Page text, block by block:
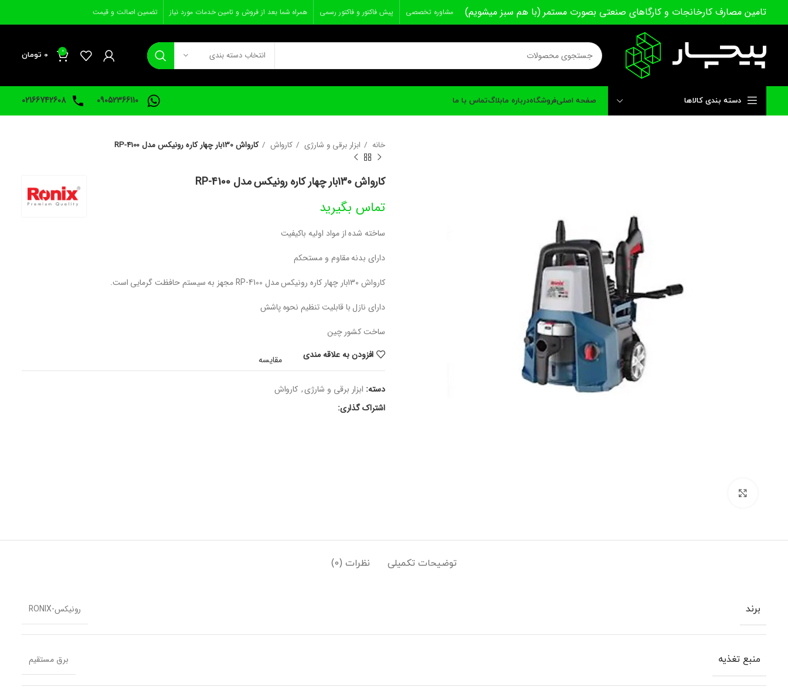
تامین مصارف کارخانجات و کارگاهای صنعتی بصورت مستمر (با هم سبز میشویم) مشاوره تخصصی پیش فاکتور و فاکتور رسمی همراه شما بعد از فروش و تامین خدمات مورد نیاز تضمین اصالت و قیمت
انتخاب دسته بندی 0
0 تومان
دسته بندی کالاها صفحه اصلیفروشگاهدرباره مابلاگتماس با ما 09052366110
02166742608
خانه ابزار برقی و شارژی کارواش کارواش 130بار چهار کاره رونیکس مدل RP-4100
کارواش 130بار چهار کاره رونیکس مدل RP-4100
تماس بگیرید
ساخته شده از مواد اولیه باکیفیت
دارای بدنه مقاوم و مستحکم
کارواش 130بار چهار کاره رونیکس مدل RP-4100 مجهز به سیستم حافظت گرمایی است.
دارای نازل با قابلیت تنظیم نحوه پاشش
ساخت کشور چین
افزودن به علاقه مندی
مقایسه
دسته: ابزار برقی و شارژی, کارواش
اشتراک گذاری:
توضیحات تکمیلی نظرات (0)
برند رونیکس-RONIX
منبع تغذیه برق مستقیم